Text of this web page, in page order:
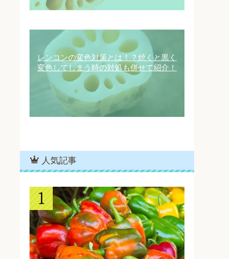
レンコンの変色対策とは！？焼くと黒く
変色してしまう時の対処も併せて紹介！
人気記事